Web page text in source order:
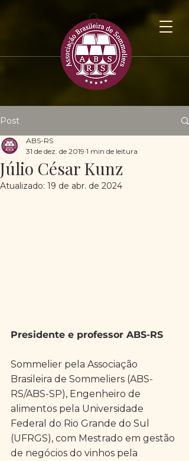
Post
Júlio César Kunz
ABS-RS
31 de dez. de 2019 1 min de leitura
Atualizado: 19 de abr. de 2024
Presidente e professor ABS-RS
Sommelier pela Associação
Brasileira de Sommeliers (ABS-
RS/ABS-SP), Engenheiro de
alimentos pela Universidade
Federal do Rio Grande do Sul
(UFRGS), com Mestrado em gestão
de negócios do vinhos pela